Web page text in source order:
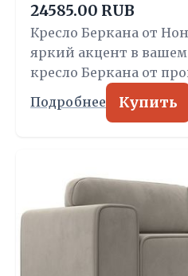
24585.00 RUB
Кресло Беркана от
яркий акцент в
кресло Беркана от
Подробнее Купить